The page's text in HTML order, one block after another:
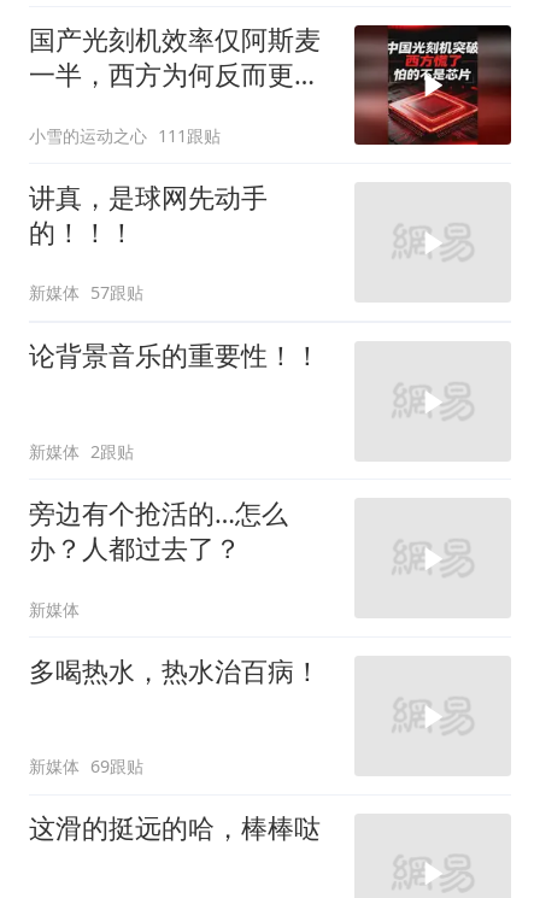
国产光刻机效率仅阿斯麦
一半，西方为何反而更
小雪的运动之心 111跟贴
讲真，是球网先动手
的！！！
新媒体 57跟贴
论背景音乐的重要性！！
新媒体 2跟贴
旁边有个抢活的…怎么
办？人都过去了？
新媒体
多喝热水，热水治百病！
新媒体 69跟贴
这滑的挺远的哈，棒棒哒